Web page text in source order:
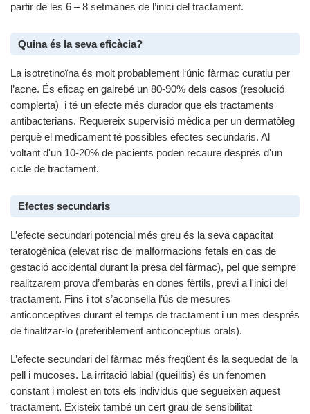
partir de les 6 – 8 setmanes de l’inici del tractament.
Quina és la seva eficàcia?
La isotretinoïna és molt probablement l‘únic fàrmac curatiu per
l’acne. És eficaç en gairebé un 80-90% dels casos (resolució
complerta) i té un efecte més durador que els tractaments
antibacterians. Requereix supervisió mèdica per un dermatòleg
perquè el medicament té possibles efectes secundaris. Al
voltant d'un 10-20% de pacients poden recaure després d'un
cicle de tractament.
Efectes secundaris
L’efecte secundari potencial més greu és la seva capacitat
teratogènica (elevat risc de malformacions fetals en cas de
gestació accidental durant la presa del fàrmac), pel que sempre
realitzarem prova d’embaràs en dones fèrtils, previ a l'inici del
tractament. Fins i tot s’aconsella l’ús de mesures
anticonceptives durant el temps de tractament i un mes després
de finalitzar-lo (preferiblement anticonceptius orals).
L’efecte secundari del fàrmac més freqüent és la sequedat de la
pell i mucoses. La irritació labial (queilitis) és un fenomen
constant i molest en tots els individus que segueixen aquest
tractament. Existeix també un cert grau de sensibilitat